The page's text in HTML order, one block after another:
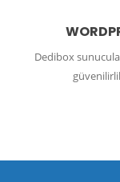
Dedibox